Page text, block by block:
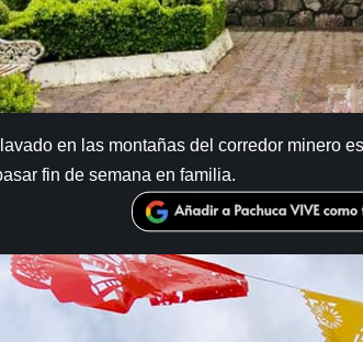
en las montañas del corredor minero
fin de semana en familia.